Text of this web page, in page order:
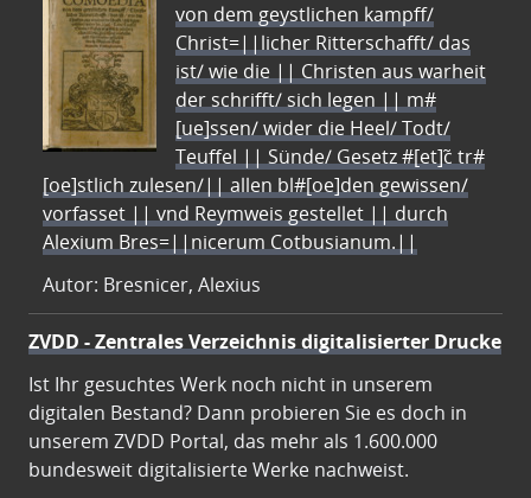
von dem geystlichen kampff/
Christ=||licher Ritterschafft/ das
ist/ wie die || Christen aus warheit
der schrifft/ sich legen || m#
[ue]ssen/ wider die Heel/ Todt/
Teuffel || Sünde/ Gesetz #[et]c̃ tr#
[oe]stlich zulesen/|| allen bl#[oe]den gewissen/
vorfasset || vnd Reymweis gestellet || durch
Alexium Bres=||nicerum Cotbusianum.||
Autor: Bresnicer, Alexius
ZVDD - Zentrales Verzeichnis digitalisierter Drucke
Ist Ihr gesuchtes Werk noch nicht in unserem
digitalen Bestand? Dann probieren Sie es doch in
unserem ZVDD Portal, das mehr als 1.600.000
bundesweit digitalisierte Werke nachweist.